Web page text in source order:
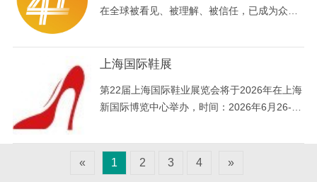
在全球被看见、被理解、被信任，已成为众多
上海国际鞋展
第22届上海国际鞋业展览会将于2026年在上海
新国际博览中心举办，时间：2026年6月26-28
领域的贸易往来，扩大行业间的国际交流与合
作，为促进中国鞋业的发展和市场繁荣而努
力。
« 1 2 3 4 »